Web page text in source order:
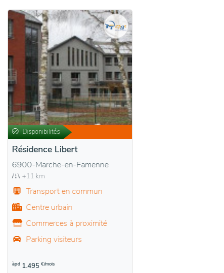
Disponibilités
Résidence Libert
6900-Marche-en-Famenne
+11 km
Transport en commun
Centre urbain
Commerces à proximité
Parking visiteurs
àpd 1.495 €/mois